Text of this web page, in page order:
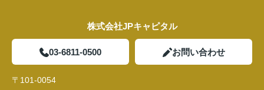
株式会社JPキャピタル
03-6811-0500 お問い合わせ
〒101-0054